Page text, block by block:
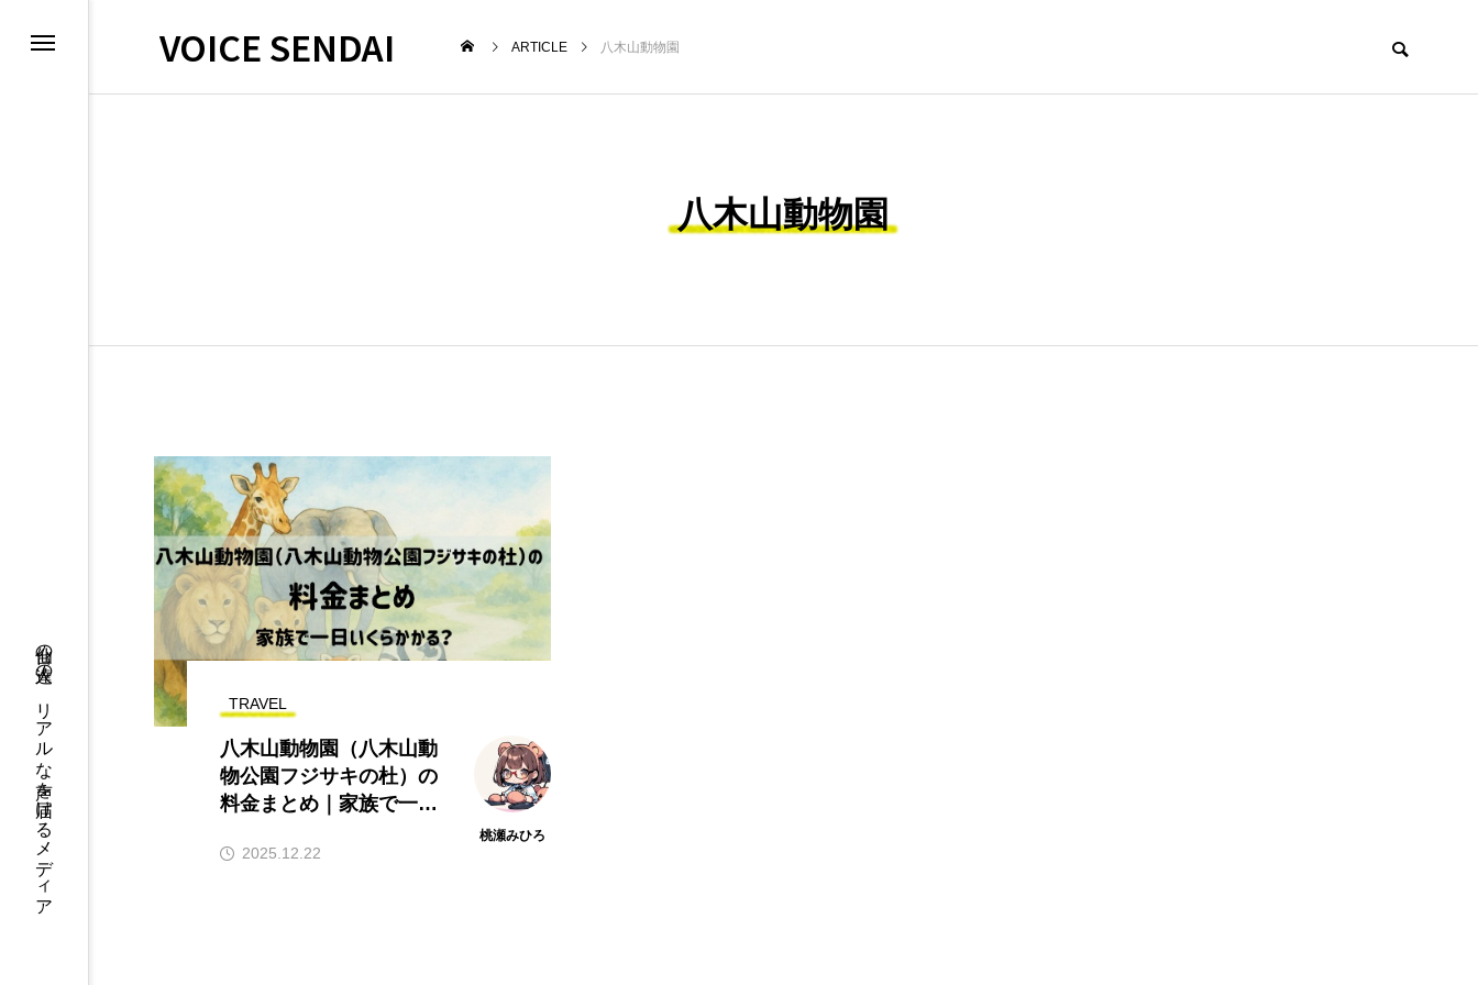
仙台の人達の、リアルな声を届けるメディア
VOICE SENDAI ARTICLE 八木山動物園
八木山動物園
TRAVEL
八木山動物園（八木山動
物公園フジサキの杜）の
料金まとめ｜家族で一日
桃瀬みひろ
2025.12.22